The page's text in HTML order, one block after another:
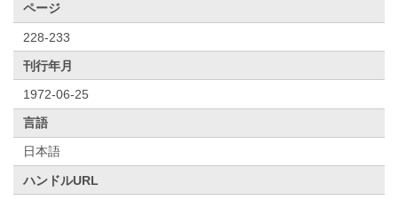
ページ
228-233
刊行年月
1972-06-25
言語
日本語
ハンドルURL